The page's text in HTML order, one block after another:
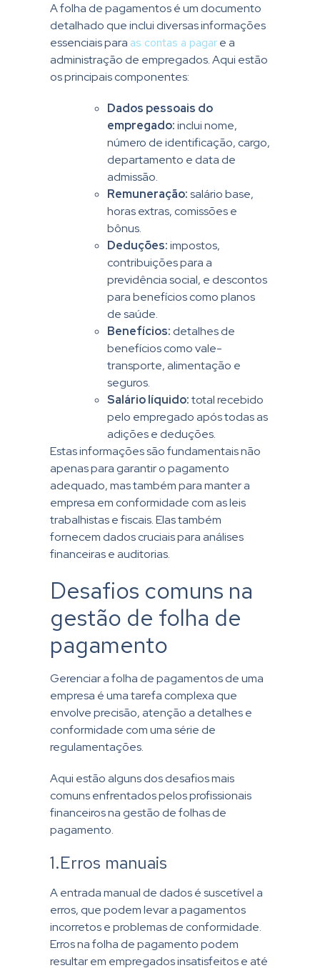
A folha de pagamentos é um documento
detalhado que inclui diversas informações
essenciais para as contas a pagare a
administração de empregados. Aqui estão
os principais componentes:
Dados pessoais do
empregado:inclui nome,
número de identificação, cargo,
departamento e data de
admissão.
Remuneração:salário base,
horas extras, comissões e
bônus.
Deduções:impostos,
contribuições para a
previdência social, e descontos
para benefícios como planos
de saúde.
Benefícios: detalhes de
benefícios como vale-
transporte, alimentação e
seguros.
Salário líquido:total recebido
pelo empregado após todas as
adições e deduções.
Estas informações são fundamentais não
apenas para garantir o pagamento
adequado, mas também para manter a
empresa em conformidade com as leis
trabalhistas e fiscais. Elas também
fornecem dados cruciais para análises
financeiras e auditorias.
Desafios comuns na
gestão de folha de
pagamento
Gerenciar a folha de pagamentos de uma
empresa é uma tarefa complexa que
envolve precisão, atenção a detalhes e
conformidade com uma série de
regulamentações.
Aqui estão alguns dos desafios mais
comuns enfrentados pelos profissionais
financeiros na gestão de folhas de
pagamento.
1.Erros manuais
A entrada manual de dados é suscetível a
erros, que podem levar a pagamentos
incorretos e problemas de conformidade.
Erros na folha de pagamento podem
resultar em empregados insatisfeitos e até